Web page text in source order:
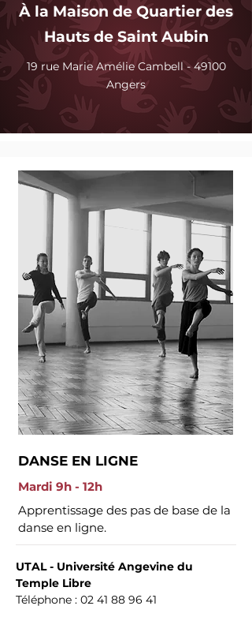
À la Maison de Quartier des
Hauts de Saint Aubin
19 rue Marie Amélie Cambell - 49100
Angers
DANSE EN LIGNE
Mardi 9h - 12h
Apprentissage des pas de base de la
danse en ligne.
UTAL - Université Angevine du
Temple Libre
Téléphone : 02 41 88 96 41